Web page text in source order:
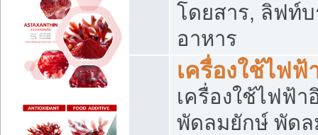
โดยสาร, ลิฟท์
อาหาร
เครื่องใช้ไฟฟ้
เครื่องใช้ไฟฟ้า
พัดลมยักษ์ พัด